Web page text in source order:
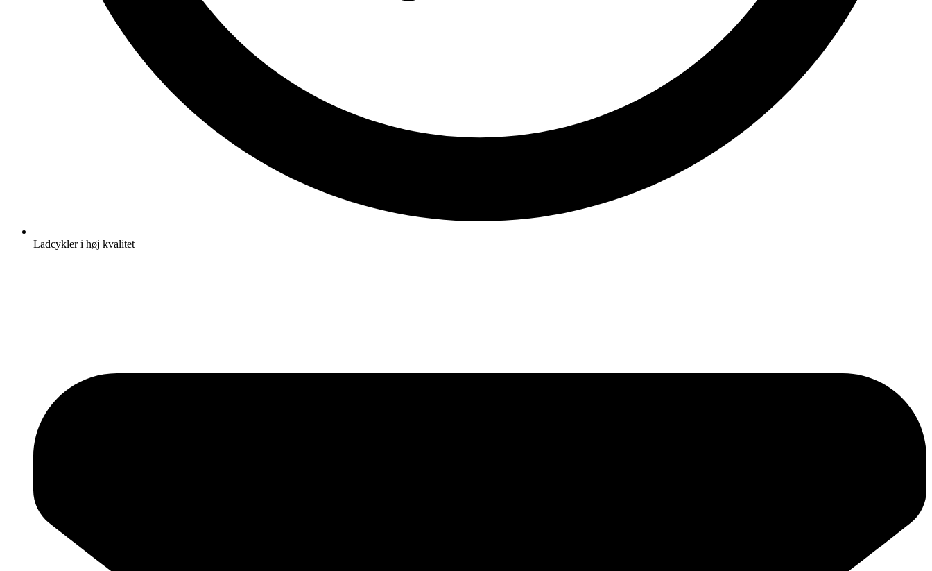
Ladcykler i høj kvalitet